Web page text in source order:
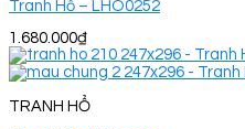
Tranh Hổ – LHO0252
1.680.000₫
TRANH HỔ